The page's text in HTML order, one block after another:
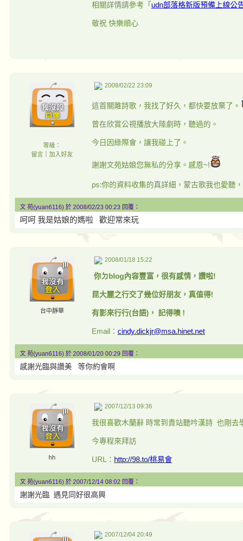
相關詳情請參考「 udn部落格新版預備上線公
敬祝 快樂順心
等級：
留言
加入好友
2008/02/22 23:09
這首關雎詩歌，我找了好久，都快要放棄了。
曾在欣賞公視播放大陸劇時，聽過的。
今日因綠際會，讓我碰上了。
謝謝文苑姑娘您無私的分享。感恩~!
ps:你的資料收集的真詳細，蒙古歌我也愛聽
文 苑(yuan6116) 於 2008/02/23 00:23 回覆：
呵呵 我是姑娘的媽啦 歡迎常來玩
台中靜華
2008/01/18 15:22
你ㄉblog內容豐富，很有感情，讚啦!
昆大麗之行交了幾位好朋友，真值得!
有影來行行(台語)， 記得噢 !
Email： cindy.dickjr@msa.hinet.net
文 苑(yuan6116) 於 2008/01/20 00:29 回覆：
感謝光臨與讚美 等你約會啊
hh
2007/12/13 09:36
我很喜歡木蘭辭 時常到貴站聽吟漢詩 也剛去
今專程來拜訪
URL： http://98.to/桃易會
文 苑(yuan6116) 於 2007/12/14 08:02 回覆：
謝謝光臨 遇見同好很高興
2007/12/04 20:49